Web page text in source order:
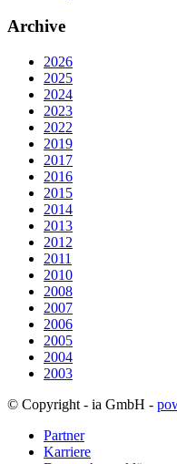
Archive
2026
2025
2024
2023
2022
2019
2017
2016
2015
2014
2013
2012
2011
2010
2008
2007
2006
2005
2004
2003
© Copyright - ia GmbH -
Partner
Karriere